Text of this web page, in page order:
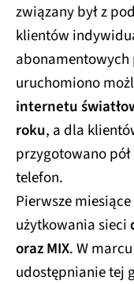
związany był z
klientów
abonamentowych
uruchomiono
internetu
roku, a dla
przygotowano
telefon.
Pierwsze
użytkowania sieci
oraz MIX. W
udostępnianie tej